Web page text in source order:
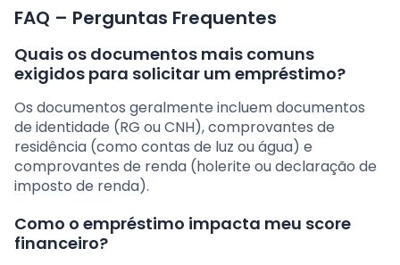
FAQ – Perguntas Frequentes
Quais os documentos mais comuns
exigidos para solicitar um empréstimo?
Os documentos geralmente incluem documentos
de identidade (RG ou CNH), comprovantes de
residência (como contas de luz ou água) e
comprovantes de renda (holerite ou declaração de
imposto de renda).
Como o empréstimo impacta meu score
financeiro?